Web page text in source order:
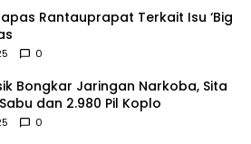
Rantauprapat Terkait Isu ‘Big
0
Bongkar Jaringan Narkoba, Sita
dan 2.980 Pil Koplo
0